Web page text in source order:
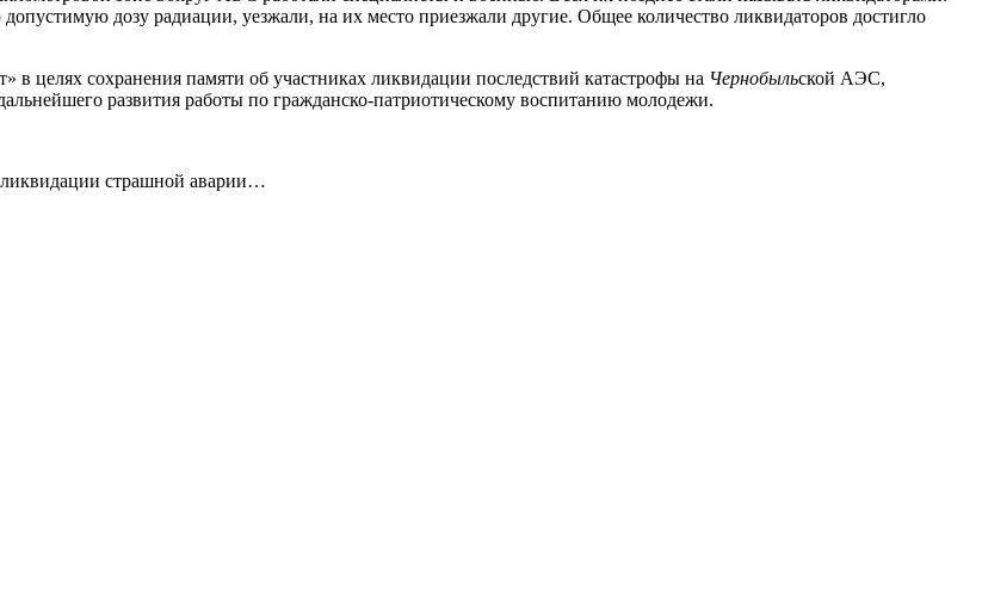
дозу радиации, уезжали, на их место приезжали другие. Общее количество ликвидаторов достигло
в целях сохранения памяти об участниках ликвидации последствий катастрофы на Чернобыльской АЭС,
развития работы по гражданско-патриотическому воспитанию молодежи.
страшной аварии…